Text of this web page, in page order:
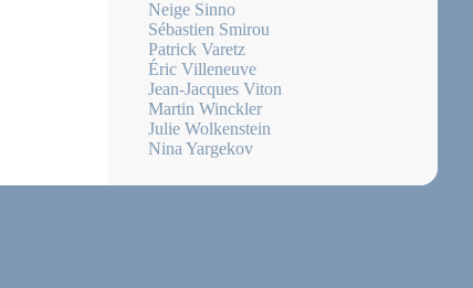
Neige Sinno
Sébastien Smirou
Patrick Varetz
Éric Villeneuve
Jean-Jacques Viton
Martin Winckler
Julie Wolkenstein
Nina Yargekov